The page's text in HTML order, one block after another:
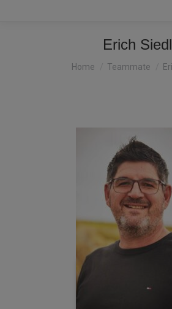
Erich Siedl
You are here:
Home Teammate